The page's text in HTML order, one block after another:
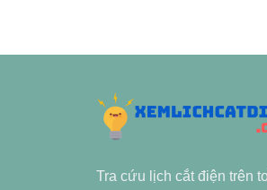
Tra cứu lịch cắt điện trên